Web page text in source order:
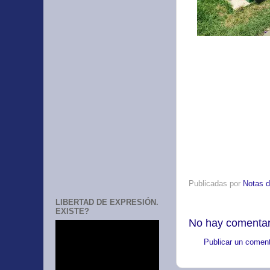
Publicadas por Notas
No hay
Publicar un
LIBERTAD DE EXPRESIÓN.
EXISTE?